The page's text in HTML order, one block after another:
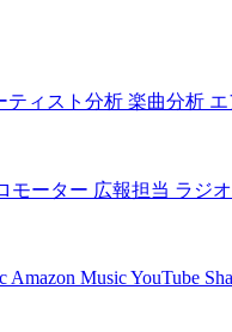
ティスト分析 楽曲分析 エ
モーター 広報担当 ラジ
Amazon MusicYouTube